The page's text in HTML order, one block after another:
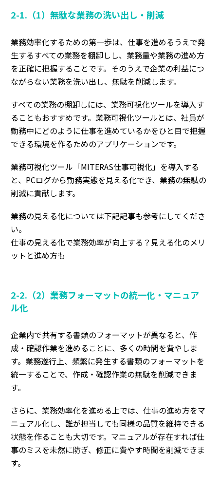
2-1.（1）無駄な業務の洗い出し・削減
業務効率化するための第一歩は、 仕事を進めるうえで発
生するすべての業務を棚卸しし、業務量や業務の進め方
を正確に把握することです。そのうえで企業の利益につ
ながらない業務を洗い出し、無駄を削減します。
すべての業務の棚卸しには、 業務可視化ツールを導入す
ることもおすすめです。業務可視化ツールとは、社員が
勤務中にどのように仕事を進めているかをひと目で把握
できる環境を作るためのアプリケーションです。
業務可視化ツール「MITERAS仕事可視化」を導入する
と、PCログから勤務実態を見える化でき、業務の無駄の
削減に貢献します。
業務の見える化については下記記事も参考にしてくださ
い。
仕事の見える化で業務効率が向上する？見える化のメリ
ットと進め方も
2-2.（2）業務フォーマットの統一化・マニュア
ル化
企業内で共有する書類のフォーマットが異なると、作
成・確認作業を進めることに、多くの時間を費やしま
す。業務遂行上、 頻繁に発生する書類のフォーマットを
統一することで、作成・確認作業の無駄を削減できま
す。
さらに、業務効率化を進める上では、 仕事の進め方をマ
ニュアル化し、誰が担当しても同様の品質を維持できる
状態を作ることも大切です。マニュアルが存在すれば仕
事のミスを未然に防ぎ、修正に費やす時間を削減できま
す。